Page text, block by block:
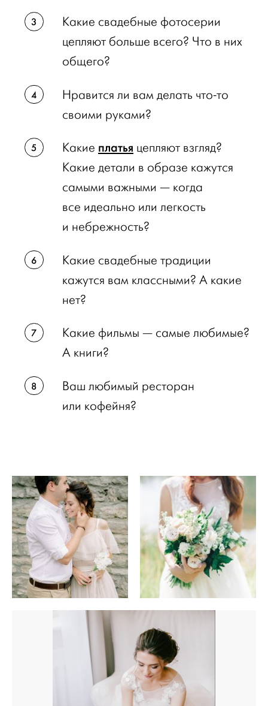
Какие свадебные фотосерии
цепляют больше всего? Что в них
общего?
Нравится ли вам делать что-то
своими руками?
Какие платья цепляют взгляд?
Какие детали в образе кажутся
самыми важными — когда
все идеально или легкость
и небрежность?
Какие свадебные традиции
кажутся вам классными? А какие
нет?
Какие фильмы — самые любимые?
А книги?
Ваш любимый ресторан
или кофейня?